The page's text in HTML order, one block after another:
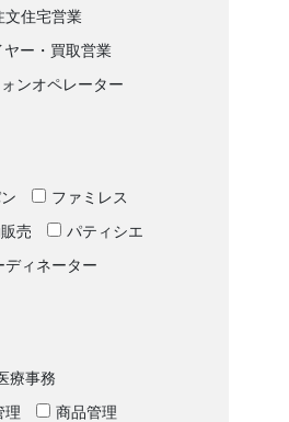
文住宅営業
ヤー・買取営業
ンオペレーター
ファミレス
売
パティシエ
ディネーター
療事務
理
商品管理